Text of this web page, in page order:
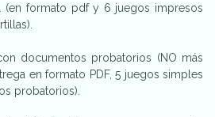
(en formato pdf y 6 juegos impresos
documentos probatorios (NO más
en formato PDF, 5 juegos simples
probatorios).